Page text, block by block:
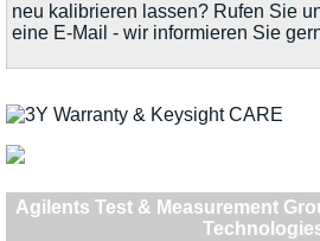
neu kalibrieren lassen? Rufen Sie
eine E-Mail - wir informieren Sie
Agilents Test & Measurement